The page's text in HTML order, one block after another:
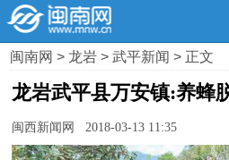
闽南网>龙岩>武平新闻> 正文
龙岩武平县万安镇:养蜂
闽西新闻网 2018-03-13 11:35